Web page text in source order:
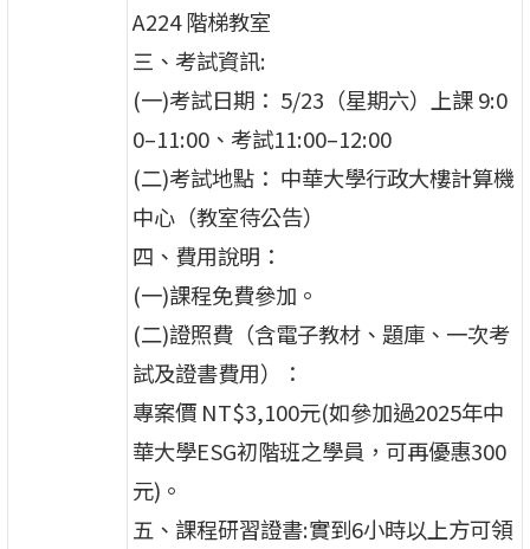
A224 階梯教室
三、考試資訊:
(一)考試日期： 5/23（星期六）上課 9:0
0–11:00、考試11:00–12:00
(二)考試地點： 中華大學行政大樓計算機
中心（教室待公告）
四、費用說明：
(一)課程免費參加。
(二)證照費（含電子教材、題庫、一次考
試及證書費用）：
專案價 NT$3,100元(如參加過2025年中
華大學ESG初階班之學員，可再優惠300
元)。
五、課程研習證書:實到6小時以上方可領